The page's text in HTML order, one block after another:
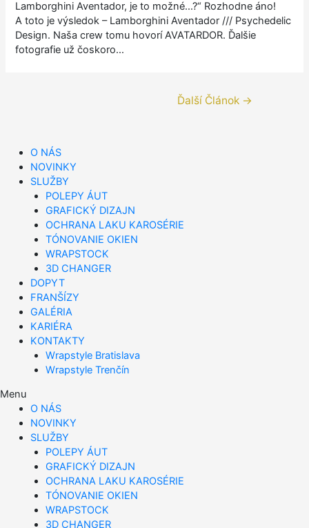
Lamborghini Aventador, je to možné…?“ Rozhodne áno!
A toto je výsledok – Lamborghini Aventador /// Psychedelic
Design. Naša crew tomu hovorí AVATARDOR. Ďalšie
fotografie už čoskoro…
článku
Ďalší Článok →
O NÁS
NOVINKY
SLUŽBY
POLEPY ÁUT
GRAFICKÝ DIZAJN
OCHRANA LAKU KAROSÉRIE
TÓNOVANIE OKIEN
WRAPSTOCK
3D CHANGER
DOPYT
FRANŠÍZY
GALÉRIA
KARIÉRA
KONTAKTY
Wrapstyle Bratislava
Wrapstyle Trenčín
Menu
O NÁS
NOVINKY
SLUŽBY
POLEPY ÁUT
GRAFICKÝ DIZAJN
OCHRANA LAKU KAROSÉRIE
TÓNOVANIE OKIEN
WRAPSTOCK
3D CHANGER